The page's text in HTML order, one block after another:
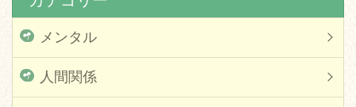
メンタル
人間関係